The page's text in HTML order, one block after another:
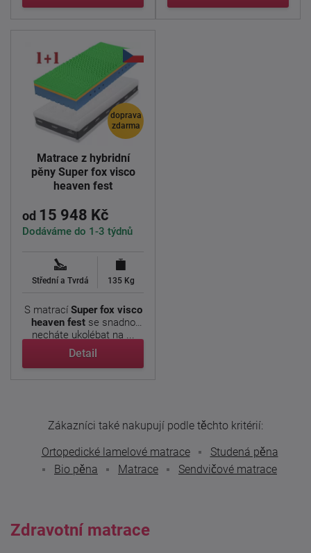
doprava
zdarma
Matrace z hybridní
pěny Super fox visco
heaven fest
od 15 948 Kč
Dodáváme do 1-3 týdnů
Střední a Tvrdá 135 Kg
S matracíSuper fox visco
heaven festse snadno
necháte ukolébat na ...
Detail
Zákazníci také nakupují podle těchto kritérií:
Ortopedické lamelové matrace
Studená pěna
Bio pěna
Matrace Sendvičové matrace
Zdravotní matrace